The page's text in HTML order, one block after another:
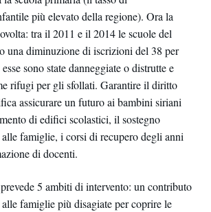
più elevato della regione). Ora la
tra il 2011 e il 2014 le scuole del
una diminuzione di iscrizioni del 38 per
sono state danneggiate o distrutte e
rifugi per gli sfollati. Garantire il diritto
assicurare un futuro ai bambini siriani
di edifici scolastici, il sostegno
famiglie, i corsi di recupero degli anni
di docenti.
5 ambiti di intervento: un contributo
famiglie più disagiate per coprire le